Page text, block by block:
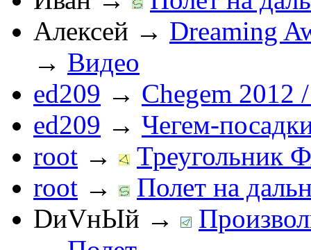
Алексей → Dreaming
→ Видео
ed209 → Chegem 2012
ed209 → Чегем-
root →
Треугольник
root →
Полет на
DиVнЫй →